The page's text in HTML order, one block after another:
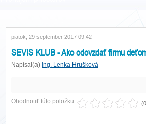
piatok, 29 september 2017 09:42
SEVIS KLUB - Ako odovzdať firmu
Napísal(a) Ing. Lenka Hrušková
Ohodnotiť túto položku